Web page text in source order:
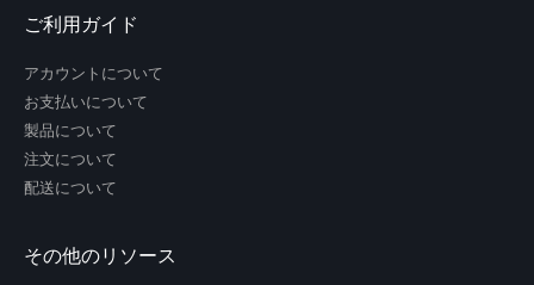
ご利用ガイド
アカウントについて
お支払いについて
製品について
注文について
配送について
その他のリソース